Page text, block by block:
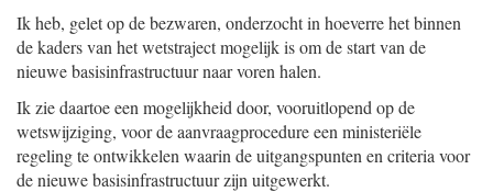
Ik heb, gelet op de bezwaren, onderzocht in hoeverre het binnen
de kaders van het wetstraject mogelijk is om de start van de
nieuwe basisinfrastructuur naar voren halen.
Ik zie daartoe een mogelijkheid door, vooruitlopend op de
wetswijziging, voor de aanvraagprocedure een ministeriële
regeling te ontwikkelen waarin de uitgangspunten en criteria voor
de nieuwe basisinfrastructuur zijn uitgewerkt.